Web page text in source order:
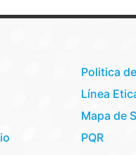
Politica
Línea
Mapa de
PQR